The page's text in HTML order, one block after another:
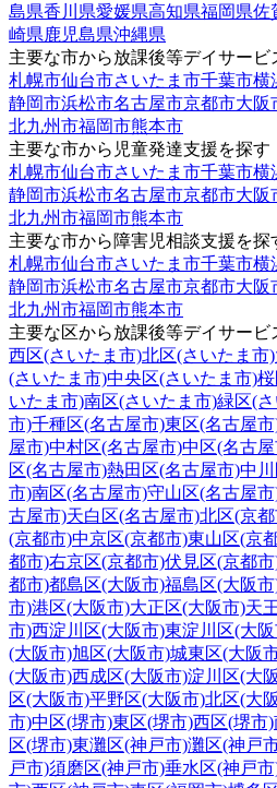
島県香川県愛媛県高知県福岡県佐
崎県鹿児島県沖縄県
主要な市から放課後等デイサービ
札幌市仙台市さいたま市千葉市横
静岡市浜松市名古屋市京都市大阪
北九州市福岡市熊本市
主要な市から児童発達支援を探す
札幌市仙台市さいたま市千葉市横
静岡市浜松市名古屋市京都市大阪
北九州市福岡市熊本市
主要な市から障害児相談支援を探
札幌市仙台市さいたま市千葉市横
静岡市浜松市名古屋市京都市大阪
北九州市福岡市熊本市
主要な区から放課後等デイサービ
西区(さいたま市)北区(さいたま市)
(さいたま市)中央区(さいたま市)
いたま市)南区(さいたま市)緑区(
市)千種区(名古屋市)東区(名古屋
屋市)中村区(名古屋市)中区(名古
区(名古屋市)熱田区(名古屋市)中
市)南区(名古屋市)守山区(名古屋
古屋市)天白区(名古屋市)北区(京
(京都市)中京区(京都市)東山区(京
都市)右京区(京都市)伏見区(京都
都市)都島区(大阪市)福島区(大阪
市)港区(大阪市)大正区(大阪市)天
市)西淀川区(大阪市)東淀川区(大
(大阪市)旭区(大阪市)城東区(大阪
(大阪市)西成区(大阪市)淀川区(大
区(大阪市)平野区(大阪市)北区(大
市)中区(堺市)東区(堺市)西区(堺市)
区(堺市)東灘区(神戸市)灘区(神戸
戸市)須磨区(神戸市)垂水区(神戸